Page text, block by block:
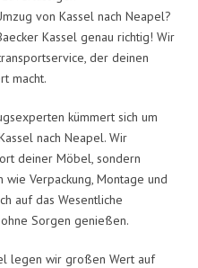
von Kassel nach Neapel?
Kassel genau richtig! Wir
der deinen
macht.
kümmert sich um
nach Neapel. Wir
deiner Möbel, sondern
Verpackung, Montage und
auf das Wesentliche
Sorgen genießen.
legen wir großen Wert auf